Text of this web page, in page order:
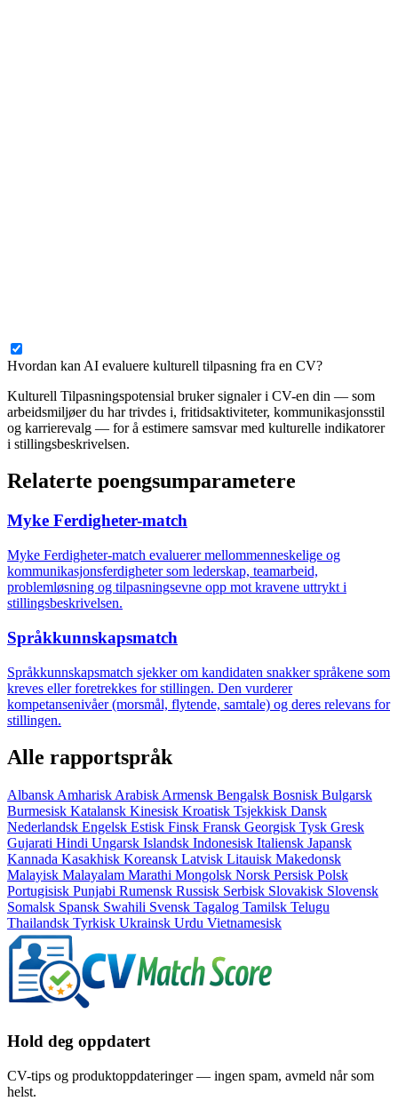
Hvordan kan AI evaluere kulturell tilpasning fra en CV?
Kulturell Tilpasningspotensial bruker signaler i CV-en din — som
arbeidsmiljøer du har trivdes i, fritidsaktiviteter, kommunikasjonsstil
og karrierevalg — for å estimere samsvar med kulturelle indikatorer
i stillingsbeskrivelsen.
Relaterte poengsumparametere
Myke Ferdigheter-match
Myke Ferdigheter-match evaluerer mellommenneskelige og
kommunikasjonsferdigheter som lederskap, teamarbeid,
problemløsning og tilpasningsevne opp mot kravene uttrykt i
stillingsbeskrivelsen.
Språkkunnskapsmatch
Språkkunnskapsmatch sjekker om kandidaten snakker språkene som
kreves eller foretrekkes for stillingen. Den vurderer
kompetansenivåer (morsmål, flytende, samtale) og deres relevans for
stillingen.
Alle rapportspråk
Albansk Amharisk Arabisk Armensk Bengalsk Bosnisk Bulgarsk
Burmesisk Katalansk Kinesisk Kroatisk Tsjekkisk Dansk
Nederlandsk Engelsk Estisk Finsk Fransk Georgisk Tysk Gresk
Gujarati Hindi Ungarsk Islandsk Indonesisk Italiensk Japansk
Kannada Kasakhisk Koreansk Latvisk Litauisk Makedonsk
Malayisk Malayalam Marathi Mongolsk Norsk Persisk Polsk
Portugisisk Punjabi Rumensk Russisk Serbisk Slovakisk Slovensk
Somalsk Spansk Swahili Svensk Tagalog Tamilsk Telugu
Thailandsk Tyrkisk Ukrainsk Urdu Vietnamesisk
Hold deg oppdatert
CV-tips og produktoppdateringer — ingen spam, avmeld når som
helst.